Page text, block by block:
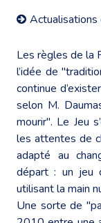
Actualisations
Les règles de la
l’idée de
continue
selon M.
mourir". Le Jeu
les attentes de
adapté au
départ : un jeu
utilisant la main
Une sorte de